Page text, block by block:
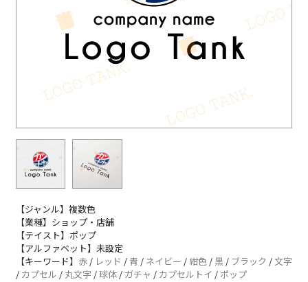
【ジャンル】複数色
【業種】ショップ・店舗
【テイスト】ポップ
【アルファベット】未設定
【キーワード】 赤 / レッド / 青 / ネイビー / 紺色 /黒 / ブラック /文字
/ カプセル / 丸文字 /球体 / ガチャ / カプセルトイ / ポップ